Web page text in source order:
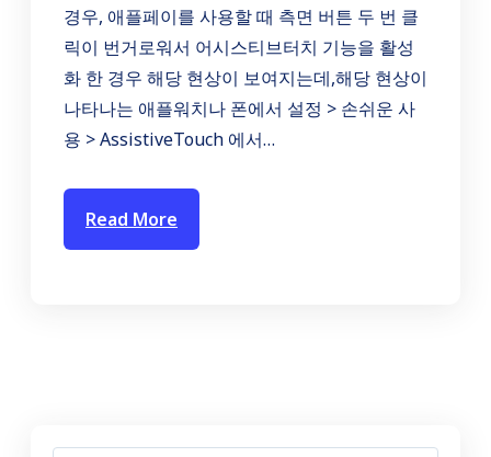
경우, 애플페이를 사용할 때 측면 버튼 두 번 클
릭이 번거로워서 어시스티브터치 기능을 활성
화 한 경우 해당 현상이 보여지는데,해당 현상이
나타나는 애플워치나 폰에서 설정 > 손쉬운 사
용 > AssistiveTouch 에서…
Read More